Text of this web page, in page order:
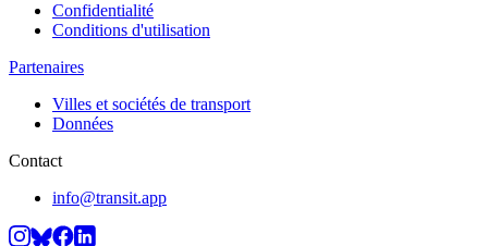
Confidentialité
Conditions d'utilisation
Partenaires
Villes et sociétés de transport
Données
Contact
info@transit.app